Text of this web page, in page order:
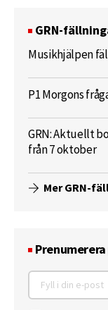
GRN-
Musikhjälpen
P1 Morgons
GRN: Aktuellt
från 7 oktober
Mer GRN-